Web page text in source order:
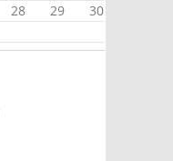
28 29
30